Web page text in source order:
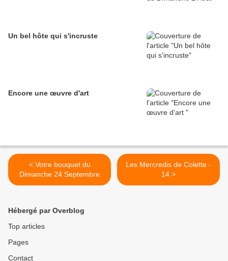
Un bel hôte qui s'incruste
Encore une œuvre d'art
< Votre bouquet du
Dimanche 24 Septembre
Les Mercredis de Colette -
14 >
Hébergé par Overblog
Top articles
Pages
Contact